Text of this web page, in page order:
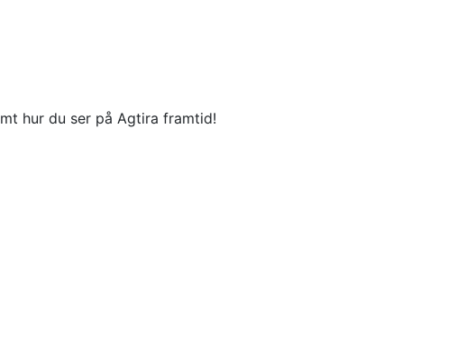
hur du ser på Agtira framtid!